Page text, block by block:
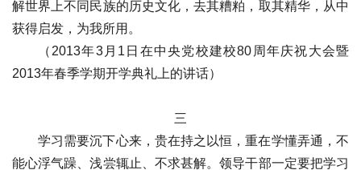
解世界上不同民族的历史文化，去其糟粕，取其精华，从中
获得启发，为我所用。
（2013年3月1日在中央党校建校80周年庆祝大会暨
2013年春季学期开学典礼上的讲话）
三
学习需要沉下心来，贵在持之以恒，重在学懂弄通，不
能心浮气躁、浅尝辄止、不求甚解。领导干部一定要把学习